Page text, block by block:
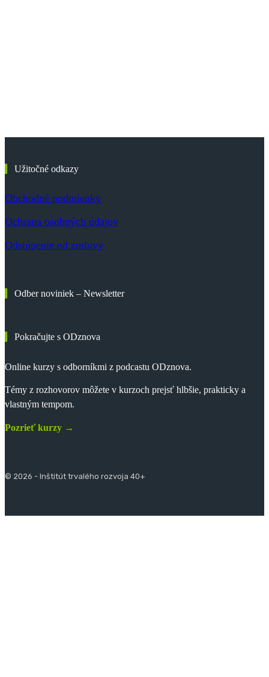
Užitočné odkazy
Obchodné podmienky
Ochrana osobných údajov
Odstúpenie od zmluvy
Odber noviniek – Newsletter
Pokračujte s ODznova
Online kurzy s odborníkmi z podcastu ODznova.
Témy z rozhovorov môžete v kurzoch prejsť hlbšie, prakticky a
vlastným tempom.
Pozrieť kurzy →
© 2026 - Inštitút trvalého rozvoja 40+